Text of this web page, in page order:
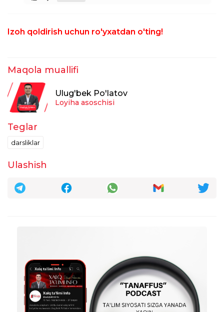
17:59:48 / 28.08.2025
Javob
Izoh qoldirish uchun ro'yxatdan o'ting!
Maqola muallifi
Ulug'bek Po'latov
Loyiha asoschisi
Teglar
darsliklar
Ulashish